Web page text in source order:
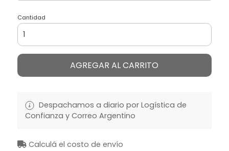
Cantidad
AGREGAR AL CARRITO
Despachamos a diario por Logística de
Confianza y Correo Argentino
Calculá el costo de envío